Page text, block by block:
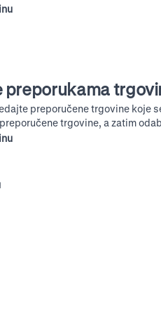
preporukama
preporučene trgovine koje
trgovine, a zatim